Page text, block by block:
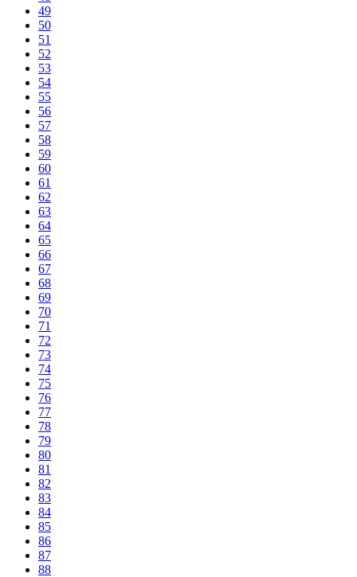
49
50
51
52
53
54
55
56
57
58
59
60
61
62
63
64
65
66
67
68
69
70
71
72
73
74
75
76
77
78
79
80
81
82
83
84
85
86
87
88